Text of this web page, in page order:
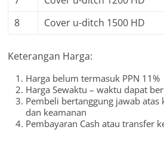
8
Cover u-ditch 1500 HD
Keterangan Harga:
Harga belum termasuk PPN 11%
Harga Sewaktu – waktu dapat
Pembeli bertanggung jawab
dan keamanan
Pembayaran Cash atau transfer